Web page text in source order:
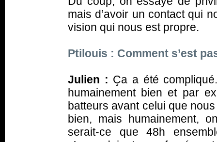
mais d’avoir un contact qui
vision qui nous est propre.
Ptilouis : Comment s’est
Julien : Ça a été
humainement bien et par
batteurs avant celui que
bien, mais humainement,
serait-ce que 48h